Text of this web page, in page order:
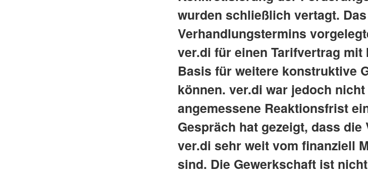
wurden schließlich vertagt.
Verhandlungstermins
ver.di für einen Tarifvertrag mit
Basis für weitere konstruktive
können. ver.di war jedoch
angemessene Reaktionsfrist
Gespräch hat gezeigt, dass
ver.di sehr weit vom finanziell
sind. Die Gewerkschaft ist